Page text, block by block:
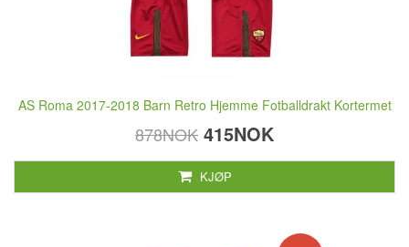
AS Roma 2017-2018 Barn Retro Hjemme Fotballdrakt Kortermet
878NOK 415NOK
KJØP